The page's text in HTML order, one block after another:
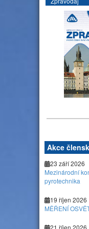
Akce
23 září 2026
Mezinárodní
pyrotechnika
19 říjen 2026
MĚŘENÍ
21 říjen 2026